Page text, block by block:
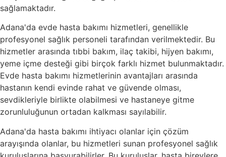
sağlamaktadır.
Adana'da evde hasta bakımı hizmetleri, genellikle
profesyonel sağlık personeli tarafından verilmektedir. Bu
hizmetler arasında tıbbi bakım, ilaç takibi, hijyen bakımı,
yeme içme desteği gibi birçok farklı hizmet bulunmaktadır.
Evde hasta bakımı hizmetlerinin avantajları arasında
hastanın kendi evinde rahat ve güvende olması,
sevdikleriyle birlikte olabilmesi ve hastaneye gitme
zorunluluğunun ortadan kalkması sayılabilir.
Adana'da hasta bakımı ihtiyacı olanlar için çözüm
arayışında olanlar, bu hizmetleri sunan profesyonel sağlık